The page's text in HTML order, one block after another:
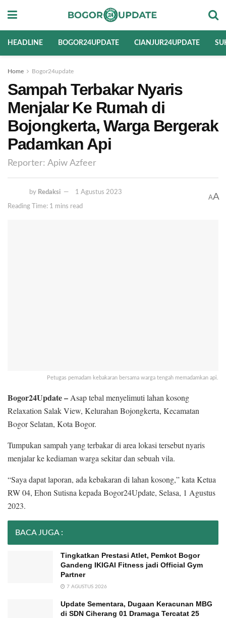
HEADLINE BOGOR24UPDATE CIANJUR24UPDATE
Home Bogor24update
Sampah Terbakar Nyaris
Menjalar Ke Rumah di
Bojongkerta, Warga Bergerak
Padamkan Api
Reporter: Apiw Azfeer
by Redaksi 1 Agustus 2023
Reading Time: 1 mins read
AA
Petugas pemadam kebakaran bersama warga tengah memadamkan api.
Bogor24Update – Asap tebal menyelimuti lahan kosong
Relaxation Salak View, Kelurahan Bojongkerta, Kecamatan
Bogor Selatan, Kota Bogor.
Tumpukan sampah yang terbakar di area lokasi tersebut nyaris
menjalar ke kediaman warga sekitar dan sebuah vila.
“Saya dapat laporan, ada kebakaran di lahan kosong,” kata Ketua
RW 04, Ehon Sutisna kepada Bogor24Update, Selasa, 1 Agustus
2023.
BACA JUGA :
Tingkatkan Prestasi Atlet, Pemkot Bogor
Gandeng IKIGAI Fitness jadi Official Gym
Partner
7 AGUSTUS 2026
Update Sementara, Dugaan Keracunan MBG
di SDN Ciherang 01 Dramaga Tercatat 25